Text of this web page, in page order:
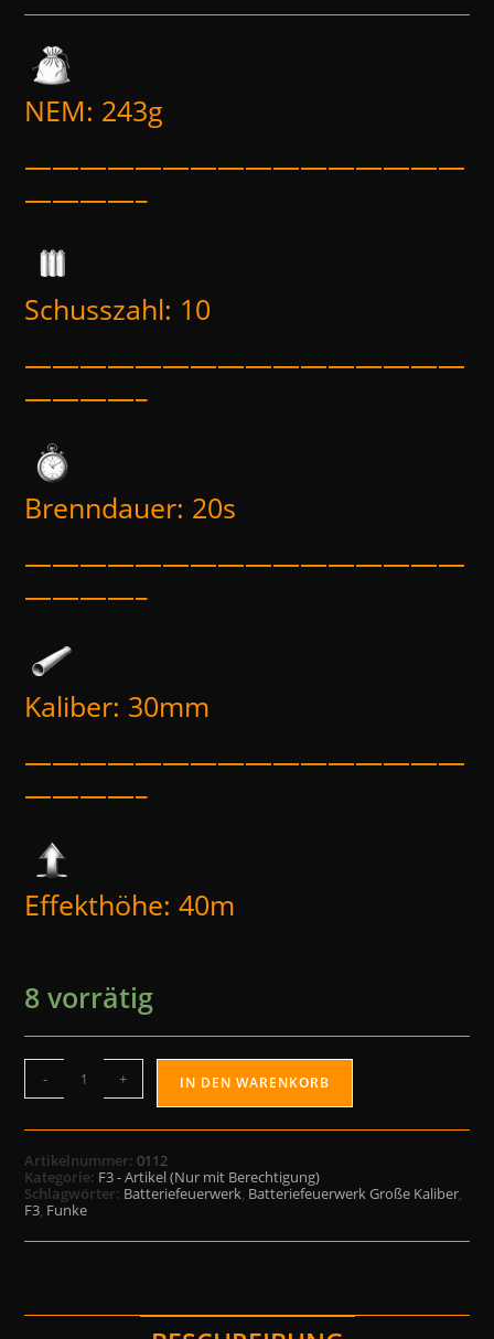
NEM: 243g
————————————————
————–
Schusszahl: 10
————————————————
————–
Brenndauer: 20s
————————————————
————–
Kaliber: 30mm
————————————————
————–
Effekthöhe: 40m
8 vorrätig
- + IN DEN WARENKORB
Artikelnummer:0112
Kategorie: F3 - Artikel (Nur mit Berechtigung)
Schlagwörter: Batteriefeuerwerk, Batteriefeuerwerk Große Kaliber,
F3, Funke